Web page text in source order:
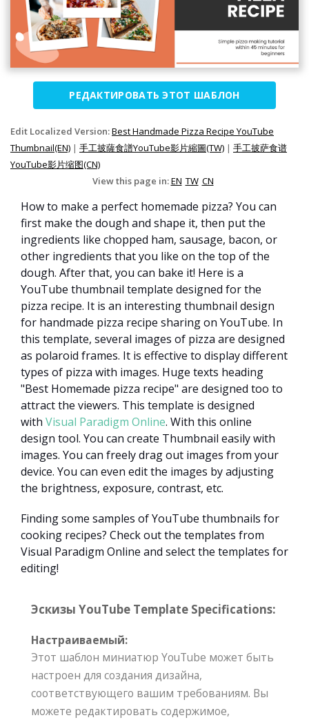
РЕДАКТИРОВАТЬ ЭТОТ ШАБЛОН
Edit Localized Version:Best Handmade Pizza Recipe YouTube
Thumbnail(EN) | 手工披薩食譜YouTube影片縮圖(TW) | 手工披萨食谱
YouTube影片缩图(CN)
View this page in:EN TW CN
How to make a perfect homemade pizza? You can
first make the dough and shape it, then put the
ingredients like chopped ham, sausage, bacon, or
other ingredients that you like on the top of the
dough. After that, you can bake it! Here is a
YouTube thumbnail template designed for the
pizza recipe. It is an interesting thumbnail design
for handmade pizza recipe sharing on YouTube. In
this template, several images of pizza are designed
as polaroid frames. It is effective to display different
types of pizza with images. Huge texts heading
"Best Homemade pizza recipe" are designed too to
attract the viewers. This template is designed
with Visual Paradigm Online. With this online
design tool. You can create Thumbnail easily with
images. You can freely drag out images from your
device. You can even edit the images by adjusting
the brightness, exposure, contrast, etc.
Finding some samples of YouTube thumbnails for
cooking recipes? Check out the templates from
Visual Paradigm Online and select the templates for
editing!
Эскизы YouTube Template Specifications:
Настраиваемый:
Этот шаблон миниатюр YouTube может быть
настроен для создания дизайна,
соответствующего вашим требованиям. Вы
можете редактировать содержимое,